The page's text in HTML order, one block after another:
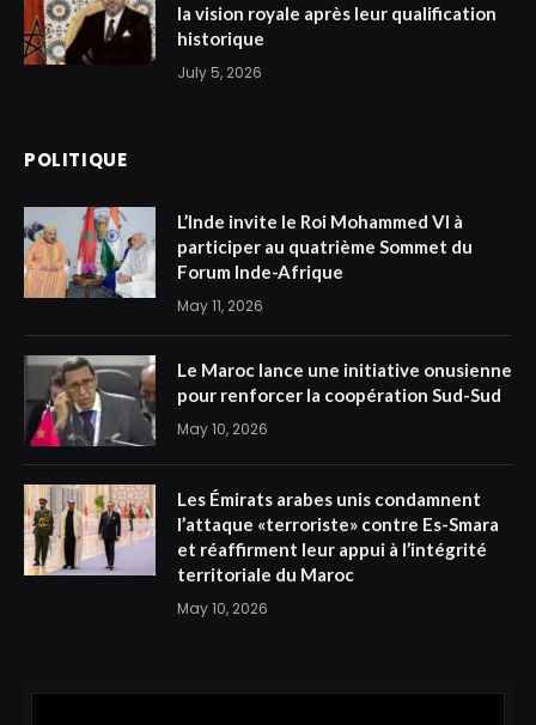
la vision royale après leur qualification
historique
July 5, 2026
POLITIQUE
L’Inde invite le Roi Mohammed VI à
participer au quatrième Sommet du
Forum Inde-Afrique
May 11, 2026
Le Maroc lance une initiative onusienne
pour renforcer la coopération Sud-Sud
May 10, 2026
Les Émirats arabes unis condamnent
l’attaque «terroriste» contre Es-Smara
et réaffirment leur appui à l’intégrité
territoriale du Maroc
May 10, 2026